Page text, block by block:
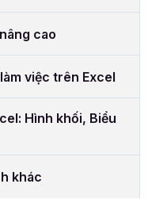
cao
việc trên Excel
Hình khối, Biểu
khác